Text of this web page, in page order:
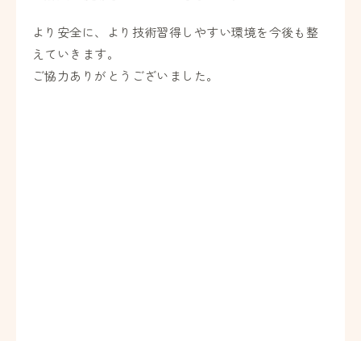
より安全に、より技術習得しやすい環境を今後も整
えていきます。
ご協力ありがとうございました。